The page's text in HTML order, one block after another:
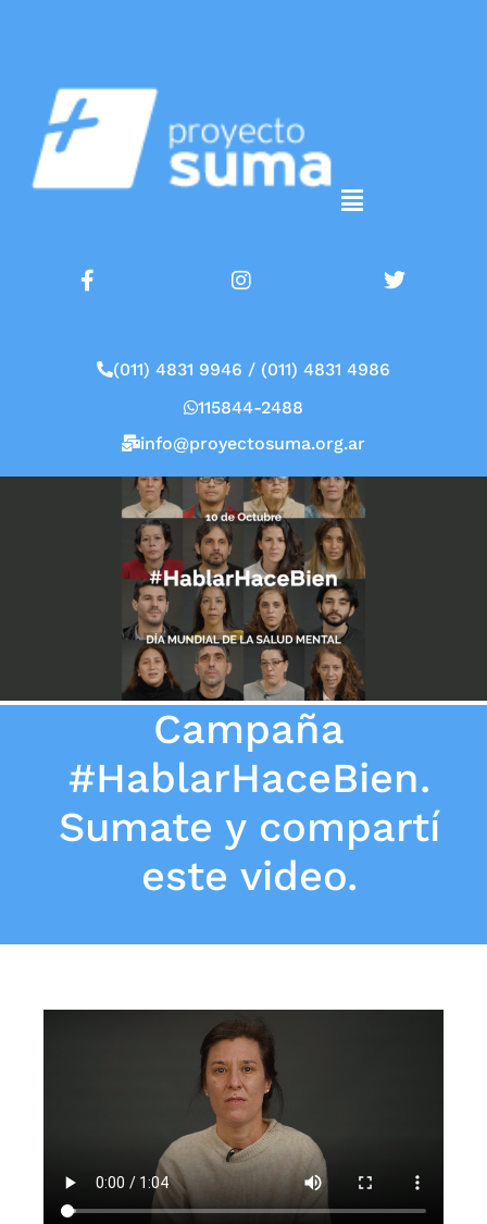
(011) 4831 9946 / (011) 4831 4986
115844-2488
info@proyectosuma.org.ar
Campaña
#HablarHaceBien.
Sumate y compartí
este video.